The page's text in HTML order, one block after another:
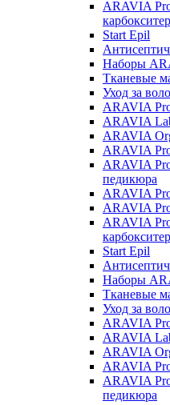
ARAVIA
Start Epil
Наборы
Тканевые
Уход за
ARAVIA
ARAVIA
ARAVIA
ARAVIA
ARAVIA
педикюра
ARAVIA
ARAVIA
ARAVIA
Start Epil
Наборы
Тканевые
Уход за
ARAVIA
ARAVIA
ARAVIA
ARAVIA
ARAVIA
педикюра